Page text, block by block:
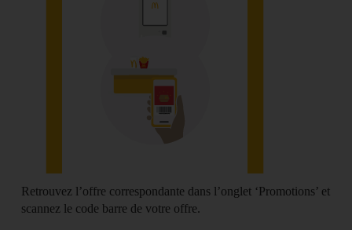
Retrouvez l’offre correspondante dans l’onglet ‘Promotions’ et
scannez le code barre de votre offre.